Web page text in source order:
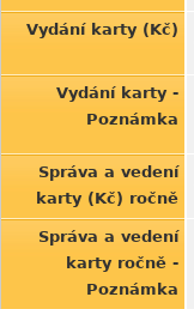
Vydání karty (Kč)
Vydání karty -
Poznámka
Správa a vedení
karty (Kč) ročně
Správa a vedení
karty ročně -
Poznámka